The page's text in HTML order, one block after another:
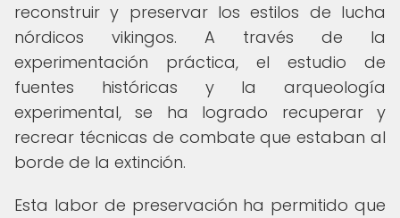
reconstruir y preservar los estilos de lucha
nórdicos vikingos. A través de la
experimentación práctica, el estudio de
fuentes históricas y la arqueología
experimental, se ha logrado recuperar y
recrear técnicas de combate que estaban al
borde de la extinción.
Esta labor de preservación ha permitido que